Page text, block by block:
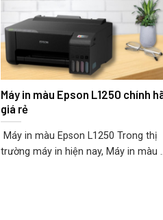
Máy in màu Epson L1250 chính
giá rẻ
Máy in màu Epson L1250 Trong thị
trường máy in hiện nay, Máy in màu